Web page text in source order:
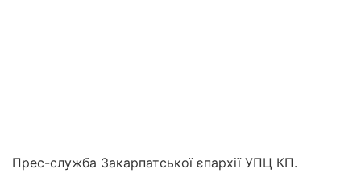
Прес-служба Закарпатської єпархії УПЦ КП.